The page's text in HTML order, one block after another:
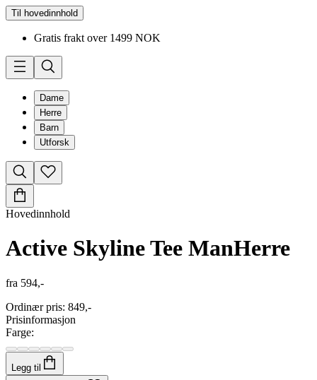
Til hovedinnhold
Gratis frakt over 1499 NOK
Dame
Herre
Barn
Utforsk
Hovedinnhold
Active Skyline Tee ManHerre
fra 594,-
Ordinær pris: 849,-
Prisinformasjon
Farge:
Legg til